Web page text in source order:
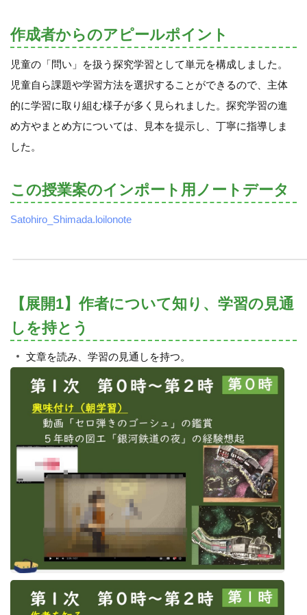
作成者からのアピールポイント
児童の「問い」を扱う探究学習として単元を構成しました。
児童自ら課題や学習方法を選択することができるので、主体
的に学習に取り組む様子が多く見られました。探究学習の進
め方やまとめ方については、見本を提示し、丁寧に指導しま
した。
この授業案のインポート用ノートデータ
Satohiro_Shimada.loilonote
【展開1】作者について知り、学習の見通
しを持とう
文章を読み、学習の見通しを持つ。